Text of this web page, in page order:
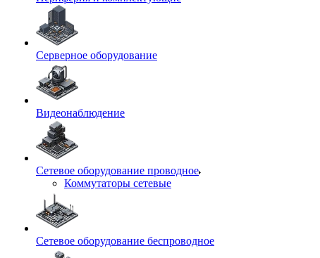
Серверное оборудование
Видеонаблюдение
Сетевое оборудование проводное
Коммутаторы сетевые
Сетевое оборудование беспроводное